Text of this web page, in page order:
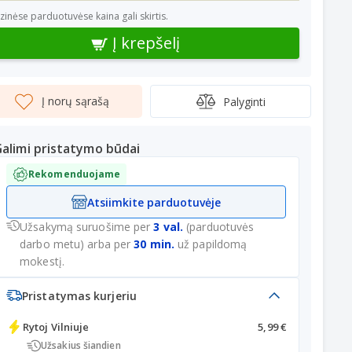
parduotuvėse kaina gali skirtis.
Į krepšelį
Į norų sąrašą Palyginti
pristatymo būdai
Rekomenduojame
Atsiimkite parduotuvėje
Užsakymą suruošime per3 val. (parduotuvės
darbo metu) arba per30 min. už papildomą
mokestį.
Pristatymas kurjeriu
Rytoj Vilniuje 5,99 €
Užsakius šiandien